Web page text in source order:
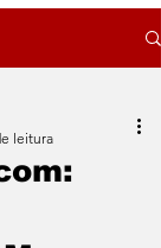
leitura